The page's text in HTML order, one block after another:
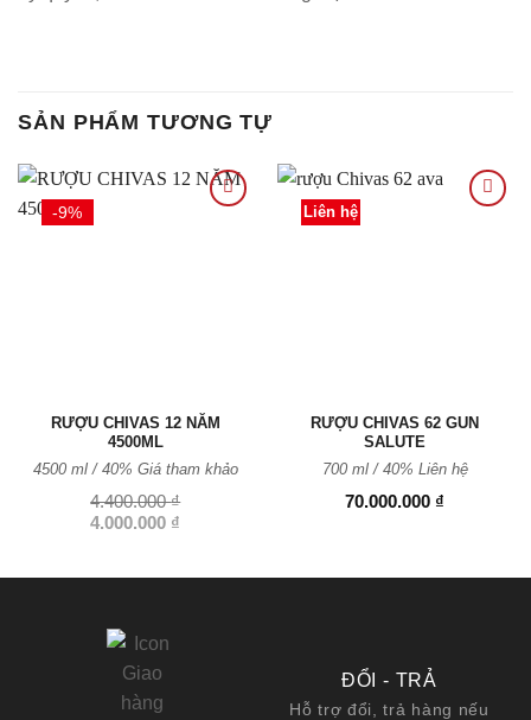
SẢN PHẨM TƯƠNG TỰ
-9%
RƯỢU CHIVAS 12 NĂM
4500ML
4.400.000₫
Giá
4.400.000 ₫.
4.000.000 ₫
là:
4500 ml / 40% Giá tham khảo
Liên hệ
RƯỢU CHIVAS 62 GUN
SALUTE
70.000.000 ₫
700 ml / 40% Liên hệ
ĐỔI - TRẢ
Hỗ trợ đổi, trả hàng nếu